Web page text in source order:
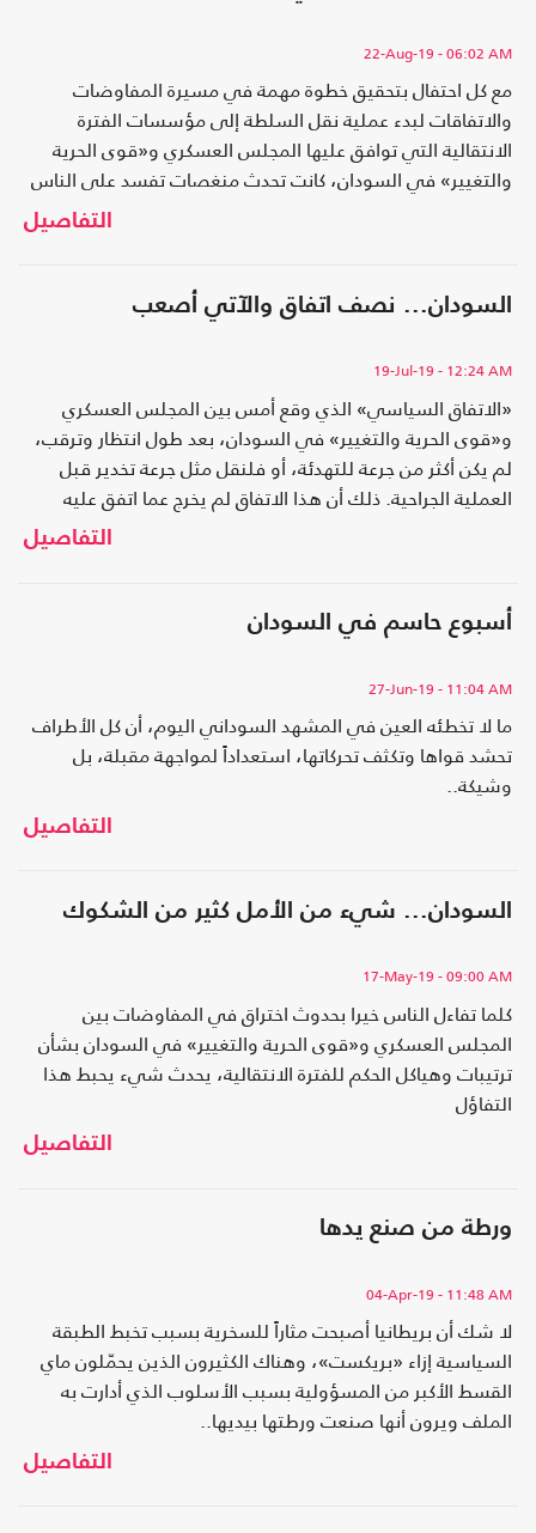
22-Aug-19 - 06:02 AM
مع كل احتفال بتحقيق خطوة مهمة في مسيرة المفاوضات
والاتفاقات لبدء عملية نقل السلطة إلى مؤسسات الفترة
الانتقالية التي توافق عليها المجلس العسكري و«قوى الحرية
والتغيير» في السودان، كانت تحدث منغصات تفسد على الناس
التفاصيل
السودان... نصف اتفاق والآتي أصعب
19-Jul-19 - 12:24 AM
«الاتفاق السياسي» الذي وقع أمس بين المجلس العسكري
و«قوى الحرية والتغيير» في السودان، بعد طول انتظار وترقب،
لم يكن أكثر من جرعة للتهدئة، أو فلنقل مثل جرعة تخدير قبل
العملية الجراحية. ذلك أن هذا الاتفاق لم يخرج عما اتفق عليه
سابقاً وتسرب للناس، ولم يعد يحتوي على أي نقاط خلاف تذكر.
التفاصيل
أسبوع حاسم في السودان
27-Jun-19 - 11:04 AM
ما لا تخطئه العين في المشهد السوداني اليوم، أن كل الأطراف
تحشد قواها وتكثف تحركاتها، استعداداً لمواجهة مقبلة، بل
وشيكة..
التفاصيل
السودان... شيء من الأمل كثير من الشكوك
17-May-19 - 09:00 AM
كلما تفاءل الناس خيرا بحدوث اختراق في المفاوضات بين
المجلس العسكري و«قوى الحرية والتغيير» في السودان بشأن
ترتيبات وهياكل الحكم للفترة الانتقالية، يحدث شيء يحبط هذا
التفاؤل
التفاصيل
ورطة من صنع يدها
04-Apr-19 - 11:48 AM
لا شك أن بريطانيا أصبحت مثاراً للسخرية بسبب تخبط الطبقة
السياسية إزاء «بريكست»، وهناك الكثيرون الذين يحمّلون ماي
القسط الأكبر من المسؤولية بسبب الأسلوب الذي أدارت به
الملف ويرون أنها صنعت ورطتها بيديها..
التفاصيل